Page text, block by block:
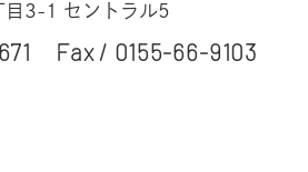
3-1 セントラル5
Fax / 0155-66-9103